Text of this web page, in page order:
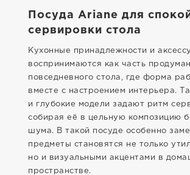
Посуда Ariane для
сервировки стола
Кухонные принадлежности и
воспринимаются как часть
повседневного стола, где форма
вместе с настроением интерьера.
и глубокие модели задают ритм
собирая её в цельную композицию
шума. В такой посуде особенно
предметы становятся не только
но и визуальными акцентами в
пространстве.